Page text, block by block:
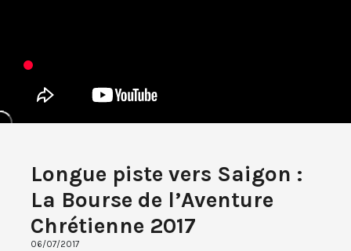
Longue piste vers Saigon :
La Bourse de l’Aventure
Chrétienne 2017
06/07/2017